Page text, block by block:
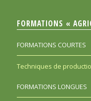
FORMATIONS «
FORMATIONS COURTES
Techniques de
FORMATIONS LONGUES